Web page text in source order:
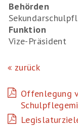
Behörden
Funktion
Vize-Präsident
zurück
Offenlegung